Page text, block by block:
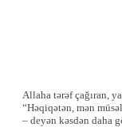
Allaha tərəf çağıran,
“Həqiqətən, mən
– deyən kəsdən daha